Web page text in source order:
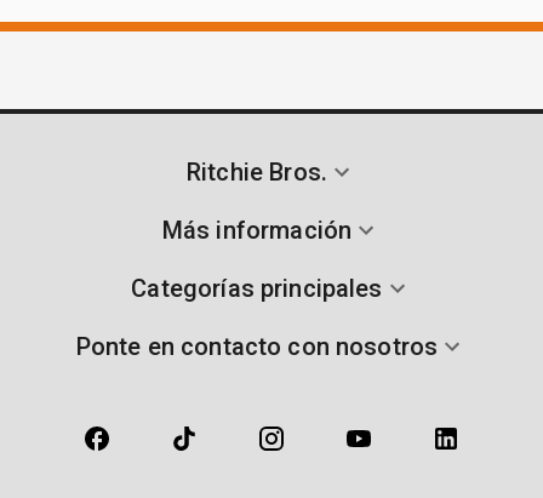
Ritchie Bros.
Más información
Categorías principales
Ponte en contacto con nosotros